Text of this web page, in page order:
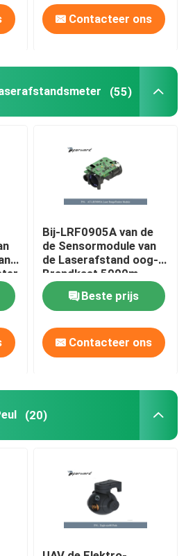
Contacteer ons
(55)
Bij-LRF0905A van de
de Sensormodule van
de Laserafstand oog-
Brandkast 5000m
Lasergolflengte
1535nmBeste prijs
Contacteer ons
(20)